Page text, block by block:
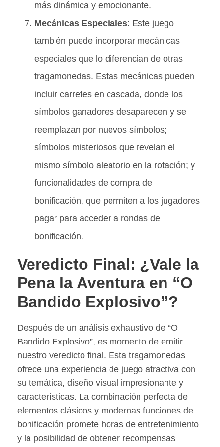
más dinámica y emocionante.
Mecánicas Especiales: Este juego
también puede incorporar mecánicas
especiales que lo diferencian de otras
tragamonedas. Estas mecánicas pueden
incluir carretes en cascada, donde los
símbolos ganadores desaparecen y se
reemplazan por nuevos símbolos;
símbolos misteriosos que revelan el
mismo símbolo aleatorio en la rotación; y
funcionalidades de compra de
bonificación, que permiten a los jugadores
pagar para acceder a rondas de
bonificación.
Veredicto Final: ¿Vale la
Pena la Aventura en “O
Bandido Explosivo”?
Después de un análisis exhaustivo de “O
Bandido Explosivo”, es momento de emitir
nuestro veredicto final. Esta tragamonedas
ofrece una experiencia de juego atractiva con
su temática, diseño visual impresionante y
características. La combinación perfecta de
elementos clásicos y modernas funciones de
bonificación promete horas de entretenimiento
y la posibilidad de obtener recompensas